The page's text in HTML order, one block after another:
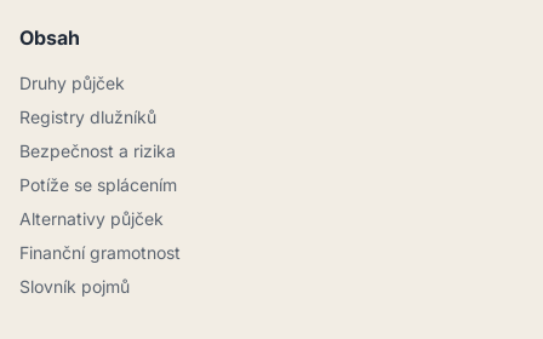
Obsah
Druhy půjček
Registry dlužníků
Bezpečnost a rizika
Potíže se splácením
Alternativy půjček
Finanční gramotnost
Slovník pojmů